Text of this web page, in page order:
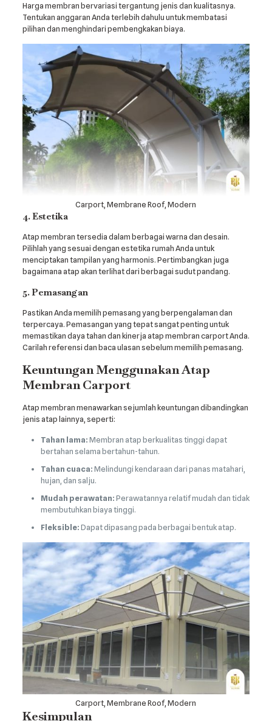
Harga membran bervariasi tergantung jenis dan kualitasnya.
Tentukan anggaran Anda terlebih dahulu untuk membatasi
pilihan dan menghindari pembengkakan biaya.
Carport, Membrane Roof, Modern
4. Estetika
Atap membran tersedia dalam berbagai warna dan desain.
Pilihlah yang sesuai dengan estetika rumah Anda untuk
menciptakan tampilan yang harmonis. Pertimbangkan juga
bagaimana atap akan terlihat dari berbagai sudut pandang.
5. Pemasangan
Pastikan Anda memilih pemasang yang berpengalaman dan
terpercaya. Pemasangan yang tepat sangat penting untuk
memastikan daya tahan dan kinerja atap membran carport Anda.
Carilah referensi dan baca ulasan sebelum memilih pemasang.
Keuntungan Menggunakan Atap
Membran Carport
Atap membran menawarkan sejumlah keuntungan dibandingkan
jenis atap lainnya, seperti:
Tahan lama:Membran atap berkualitas tinggi dapat
bertahan selama bertahun-tahun.
Tahan cuaca:Melindungi kendaraan dari panas matahari,
hujan, dan salju.
Mudah perawatan:Perawatannya relatif mudah dan tidak
membutuhkan biaya tinggi.
Fleksible:Dapat dipasang pada berbagai bentuk atap.
Carport, Membrane Roof, Modern
Kesimpulan